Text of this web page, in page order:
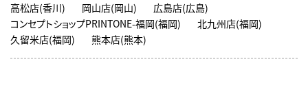
高松店(香川)
岡山店(岡山)
広島店(広島)
コンセプトショップPRINTONE-福岡(福岡)
北九州店(福岡)
久留米店(福岡)
熊本店(熊本)